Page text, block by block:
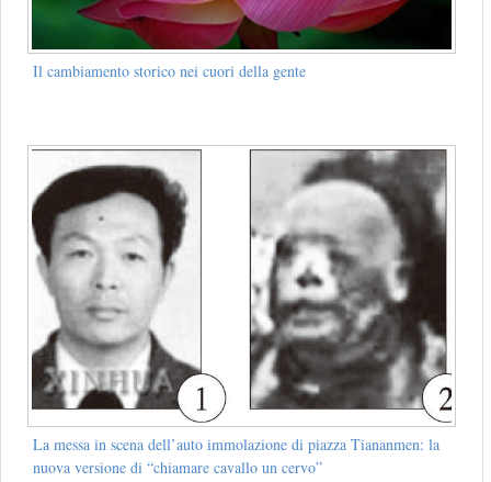
Il cambiamento storico nei cuori della gente
La messa in scena dell’auto immolazione di piazza Tiananmen: la
nuova versione di “chiamare cavallo un cervo”